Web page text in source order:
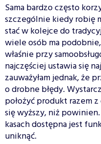
Sama bardzo często
szczególnie kiedy robię
stać w kolejce do
wiele osób ma
właśnie przy
najczęściej ustawia się
zauważyłam jednak, że
o drobne błędy.
położyć produkt razem
się wyższy, niż
kasach dostępna jest
uniknąć.